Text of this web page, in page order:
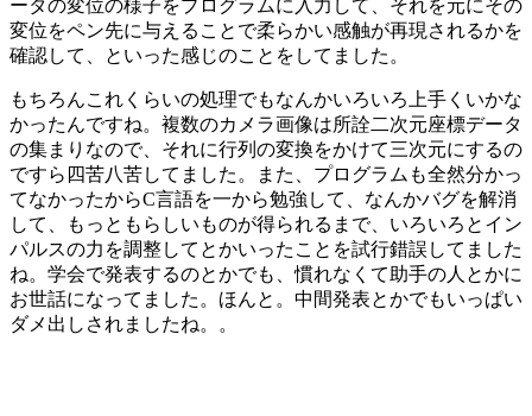
ータの変位の様子をプログラムに入力して、それを元にその
変位をペン先に与えることで柔らかい感触が再現されるかを
確認して、といった感じのことをしてました。
もちろんこれくらいの処理でもなんかいろいろ上手くいかな
かったんですね。複数のカメラ画像は所詮二次元座標データ
の集まりなので、それに行列の変換をかけて三次元にするの
ですら四苦八苦してました。また、プログラムも全然分かっ
てなかったからC言語を一から勉強して、なんかバグを解消
して、もっともらしいものが得られるまで、いろいろとイン
パルスの力を調整してとかいったことを試行錯誤してました
ね。学会で発表するのとかでも、慣れなくて助手の人とかに
お世話になってました。ほんと。中間発表とかでもいっぱい
ダメ出しされましたね。。